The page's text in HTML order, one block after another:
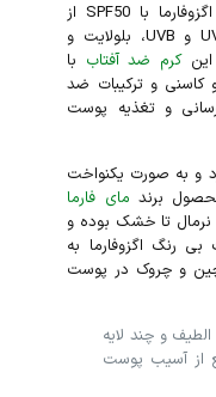
کرم ضد آفتاب انواع پوست بی رنگ اگزوفارما با SPF50 از
پوست در برابر اشعه‌های زیان بار UVA و UVB، بلولایت و
اینکرم ضد آفتاب با
کاسنی و ترکیبات ضد
و تغذیه پوست
و به صورت یکنواخت
برند مای فارما
تا خشک بوده و
رنگ اگزوفارما به
و چروک در پوست
و چند لایه
از آسیب پوست